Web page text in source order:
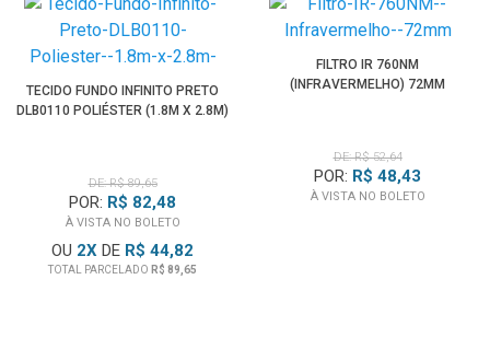
TECIDO FUNDO INFINITO PRETO
DLB0110 POLIÉSTER (1.8M X 2.8M)
DE: R$ 89,65
POR: R$ 82,48
À VISTA NO BOLETO
OU 2X DE R$ 44,82
TOTAL PARCELADO R$ 89,65
FILTRO IR 760NM
(INFRAVERMELHO) 72MM
DE: R$ 52,64
POR: R$ 48,43
À VISTA NO BOLETO